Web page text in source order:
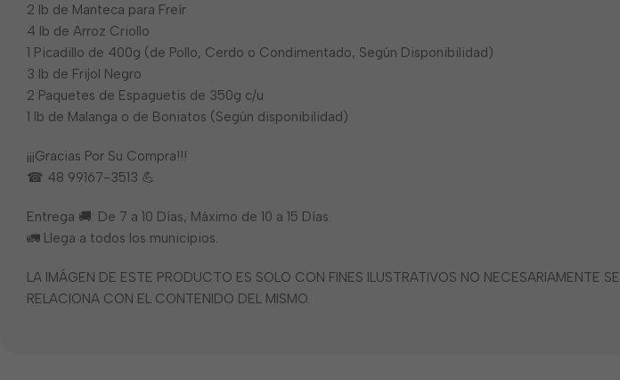
2 lb de Manteca para Freír
4 lb de Arroz Criollo
1 Picadillo de 400g (de Pollo, Cerdo o Condimentado, Según Disponibilidad)
3 lb de Frijol Negro
2 Paquetes de Espaguetis de 350g c/u
1 lb de Malanga o de Boniatos (Según disponibilidad)
¡¡¡Gracias Por Su Compra!!!
☎ 48 99167-3513 💪
Entrega 🚚: De 7 a 10 Días, Máximo de 10 a 15 Días.
🚛 Llega a todos los municipios.
LA IMÁGEN DE ESTE PRODUCTO ES SOLO CON FINES ILUSTRATIVOS NO NECESARIAMENTE SE
RELACIONA CON EL CONTENIDO DEL MISMO.